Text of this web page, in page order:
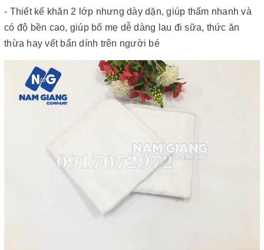
- Thiết kế khăn 2 lớp nhưng dày dặn, giúp thấm nhanh và
có độ bền cao, giúp bố mẹ dễ dàng lau đi sữa, thức ăn
thừa hay vết bẩn dính trên người bé